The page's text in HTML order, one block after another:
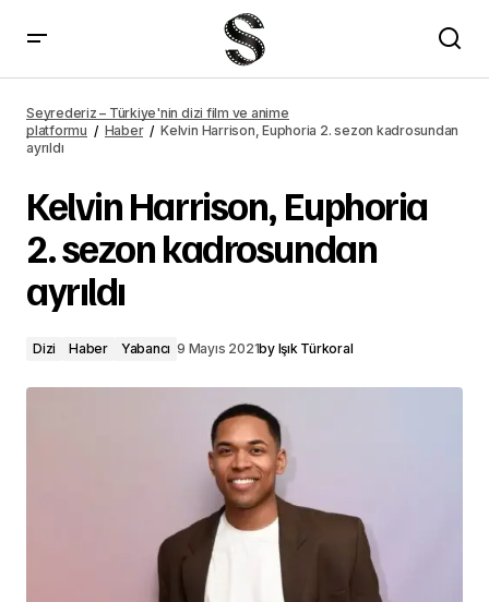
Seyrederiz – Türkiye'nin dizi film ve anime
platformu
Haber
Kelvin Harrison, Euphoria 2. sezon kadrosundan
ayrıldı
Kelvin Harrison, Euphoria
2. sezon kadrosundan
ayrıldı
Dizi Haber Yabancı 9 Mayıs 2021by Işık Türkoral